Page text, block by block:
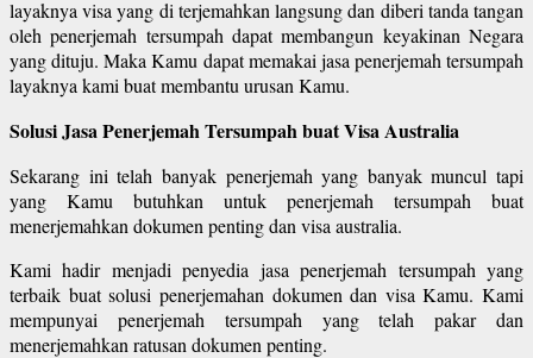
layaknya visa yang di terjemahkan langsung dan diberi tanda tangan
oleh penerjemah tersumpah dapat membangun keyakinan Negara
yang dituju. Maka Kamu dapat memakai jasa penerjemah tersumpah
layaknya kami buat membantu urusan Kamu.
Solusi Jasa Penerjemah Tersumpah buat Visa Australia
Sekarang ini telah banyak penerjemah yang banyak muncul tapi
yang Kamu butuhkan untuk penerjemah tersumpah buat
menerjemahkan dokumen penting dan visa australia.
Kami hadir menjadi penyedia jasa penerjemah tersumpah yang
terbaik buat solusi penerjemahan dokumen dan visa Kamu. Kami
mempunyai penerjemah tersumpah yang telah pakar dan
menerjemahkan ratusan dokumen penting.